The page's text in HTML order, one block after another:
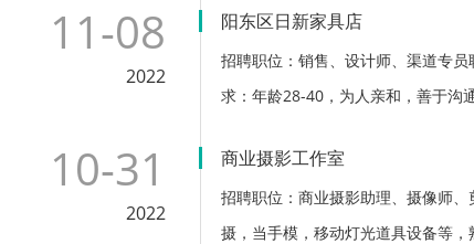
11-08
2022
阳东区日新家具店
招聘职位：销售、设计师、渠道专
求：年龄28-40，为人亲和，善于沟
10-31
2022
商业摄影工作室
招聘职位：商业摄影助理、摄像师
摄，当手模，移动灯光道具设备等